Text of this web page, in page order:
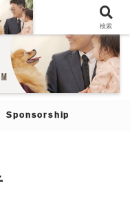
Sponsorship
検索